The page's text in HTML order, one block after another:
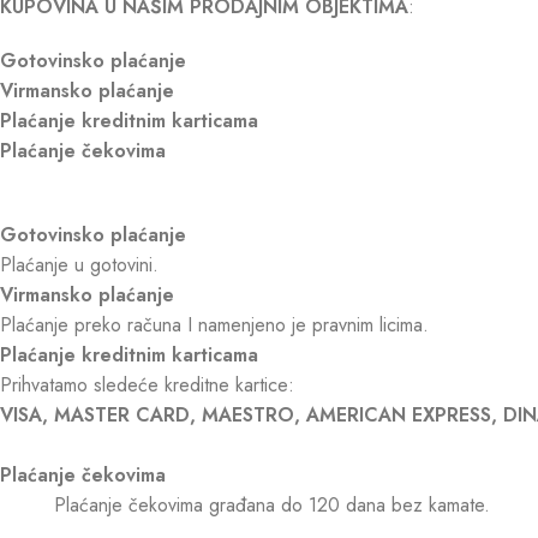
KUPOVINA U NAŠIM PRODAJNIM OBJEKTIMA:
Gotovinsko plaćanje
Virmansko plaćanje
Plaćanje kreditnim karticama
Plaćanje čekovima
Gotovinsko plaćanje
Plaćanje u gotovini.
Virmansko plaćanje
Plaćanje preko računa I namenjeno je pravnim licima.
Plaćanje kreditnim karticama
Prihvatamo sledeće kreditne kartice:
VISA, MASTER CARD, MAESTRO, AMERICAN EXPRESS,
Plaćanje čekovima
Plaćanje čekovima građana do 120 dana bez kamate.